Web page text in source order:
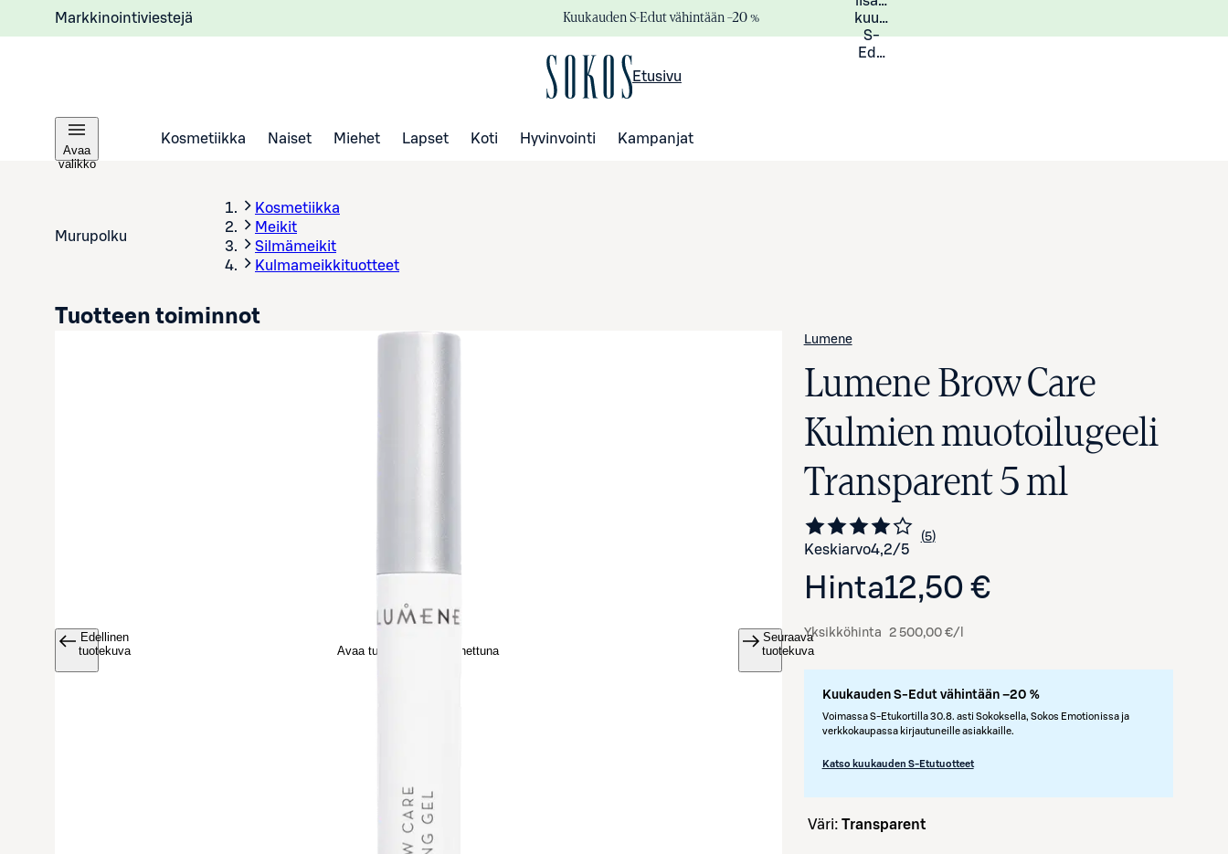
Markkinointiviestejä Kuukauden S-Edut vähintään –20 %
kuukauden
S-
Eduista
Etusivu
Avaa
valikko
Kosmetiikka Naiset Miehet Lapset Koti Hyvinvointi Kampanjat
Murupolku
Kosmetiikka
Meikit
Silmämeikit
Kulmameikkituotteet
Avaa tuotekuva suurennettuna
Edellinen
tuotekuva
Seuraava
tuotekuva
Lumene
Lumene Brow Care
Kulmien muotoilugeeli
Transparent 5 ml
Keskiarvo4,2/5 Siirry arvioihin
5
kappaletta
Hinta12,50 €
Yksikköhinta 2 500,00 €/l
Kuukauden S-Edut vähintään –20 %
Voimassa S-Etukortilla 30.8. asti Sokoksella, Sokos Emotionissa ja
verkkokaupassa kirjautuneille asiakkaille.
Katso kuukauden S-Etutuotteet
Tuotteen toiminnot
väri: Transparent